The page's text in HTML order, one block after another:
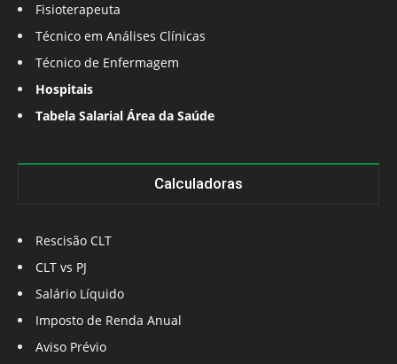
Fisioterapeuta
Técnico em Análises Clínicas
Técnico de Enfermagem
Hospitais
Tabela Salarial Área da Saúde
Calculadoras
Rescisão CLT
CLT vs PJ
Salário Líquido
Imposto de Renda Anual
Aviso Prévio